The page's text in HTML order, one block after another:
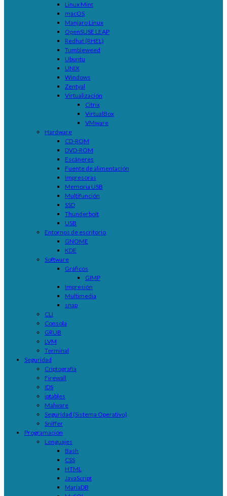
Linux Mint
macOS
Manjaro Linux
OpenSUSE LEAP
Redhat (RHEL)
Tumbleweed
Ubuntu
UNIX
Windows
Zentyal
Virtualización
Citrix
VirtualBox
VMware
Hardware
CD-ROM
DVD-ROM
Escáneres
Fuente de alimentación
Impresoras
Memoria USB
Multifunción
SSD
Thunderbolt
USB
Entornos de escritorio
GNOME
KDE
Software
Gráficos
GIMP
Impresión
Multimedia
snap
CLI
Consola
GRUB
LVM
Terminal
Seguridad
Criptografía
Firewall
IDS
iptables
Malware
Seguridad (Sistema Operativo)
Sniffer
Programación
Lenguajes
Bash
CSS
HTML
JavaScript
MariaDB